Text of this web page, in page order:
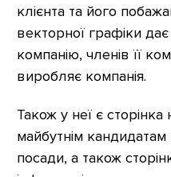
клієнта та його
векторної графіки
компанію, членів її
виробляє компанія.
Також у неї є
майбутнім
посади, а також